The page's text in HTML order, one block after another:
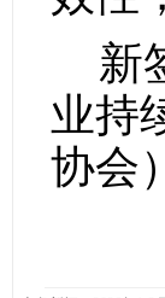
新
业持
协会）